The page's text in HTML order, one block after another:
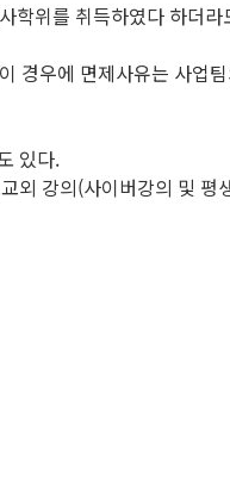
위를 취득하였다 하더
경우에 면제사유는 사업
있다.
외 강의(사이버강의 및 평